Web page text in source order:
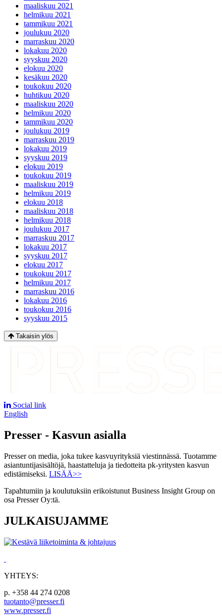
maaliskuu 2021
helmikuu 2021
tammikuu 2021
joulukuu 2020
marraskuu 2020
lokakuu 2020
syyskuu 2020
elokuu 2020
kesäkuu 2020
toukokuu 2020
huhtikuu 2020
maaliskuu 2020
helmikuu 2020
tammikuu 2020
joulukuu 2019
marraskuu 2019
lokakuu 2019
syyskuu 2019
elokuu 2019
toukokuu 2019
maaliskuu 2019
helmikuu 2019
elokuu 2018
maaliskuu 2018
helmikuu 2018
joulukuu 2017
marraskuu 2017
lokakuu 2017
syyskuu 2017
elokuu 2017
toukokuu 2017
helmikuu 2017
marraskuu 2016
lokakuu 2016
toukokuu 2016
syyskuu 2015
Takaisin ylös
Social link
English
Presser - Kasvun asialla
Presser on media, joka tukee kasvuyrityksiä viestinnässä. Tuotamme
asiantuntijasisältöjä, haastatteluja ja tiedotteita pk-yritysten kasvun
edistämiseksi. LISÄÄ>>
Tapahtumiin ja koulutuksiin erikoistunut Business Insight Group on
osa Presser Oy:tä.
JULKAISUJAMME
YHTEYS:
p. +358 44 274 0208
tuotanto@presser.fi
www.presser.fi